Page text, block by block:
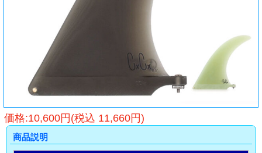
価格:10,600円(税込 11,660円)
商品説明